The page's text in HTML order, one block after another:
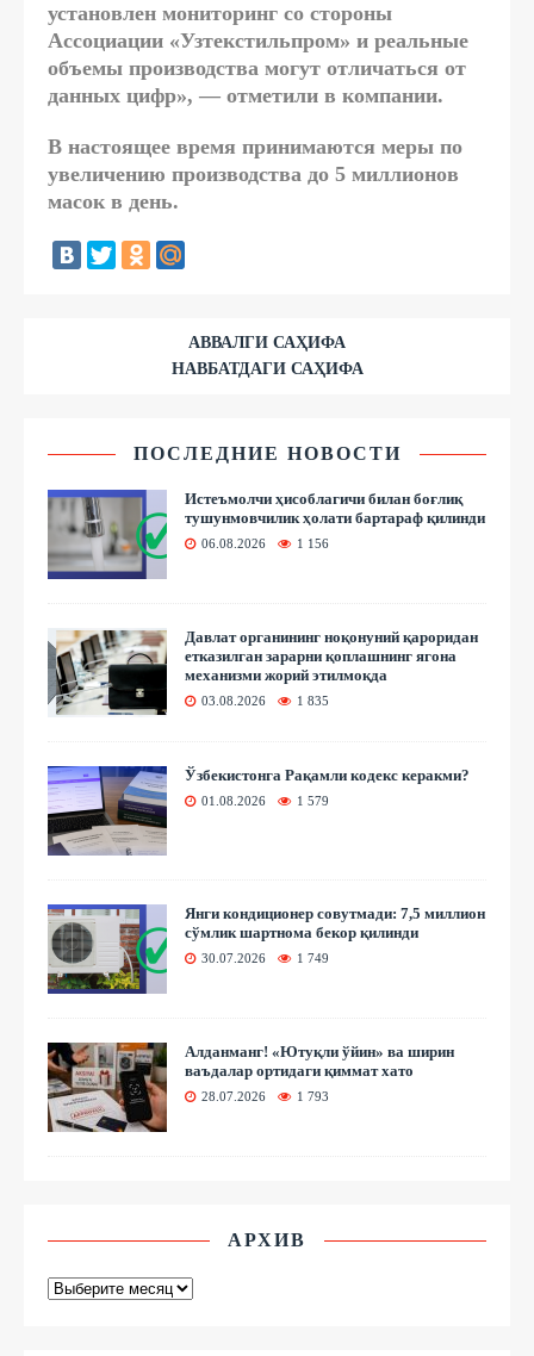
установлен мониторинг со стороны
Ассоциации «Узтекстильпром» и реальные
объемы производства могут отличаться от
данных цифр», — отметили в компании.
В настоящее время принимаются меры по
увеличению производства до 5 миллионов
масок в день.
АВВАЛГИ САҲИФА
НАВБАТДАГИ САҲИФА
ПОСЛЕДНИЕ НОВОСТИ
Истеъмолчи ҳисоблагичи билан боғлиқ
тушунмовчилик ҳолати бартараф қилинди
06.08.2026 1 156
Давлат органининг ноқонуний қароридан
етказилган зарарни қоплашнинг ягона
механизми жорий этилмоқда
03.08.2026 1 835
Ўзбекистонга Рақамли кодекс керакми?
01.08.2026 1 579
Янги кондиционер совутмади: 7,5 миллион
сўмлик шартнома бекор қилинди
30.07.2026 1 749
Алданманг! «Ютуқли ўйин» ва ширин
ваъдалар ортидаги қиммат хато
28.07.2026 1 793
АРХИВ